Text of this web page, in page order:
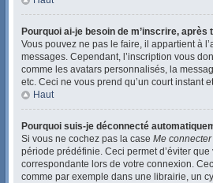
Pourquoi ai-je besoin de m’inscrire, après
Vous pouvez ne pas le faire, il appartient à
messages. Cependant, l’inscription vous
comme les avatars personnalisés, la
etc. Ceci ne vous prend qu’un court instant
Haut
Pourquoi suis-je déconnecté
Si vous ne cochez pas la case Me
période prédéfinie. Ceci permet d’éviter
correspondante lors de votre connexion.
comme par exemple dans une librairie, un